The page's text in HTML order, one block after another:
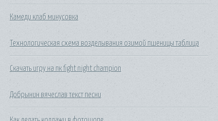
Камеди клаб минусовка
Технологическая схема возделывания озимой пшеницы таблица
Скачать игру на пк fight night champion
Добрынин вячеслав текст песни